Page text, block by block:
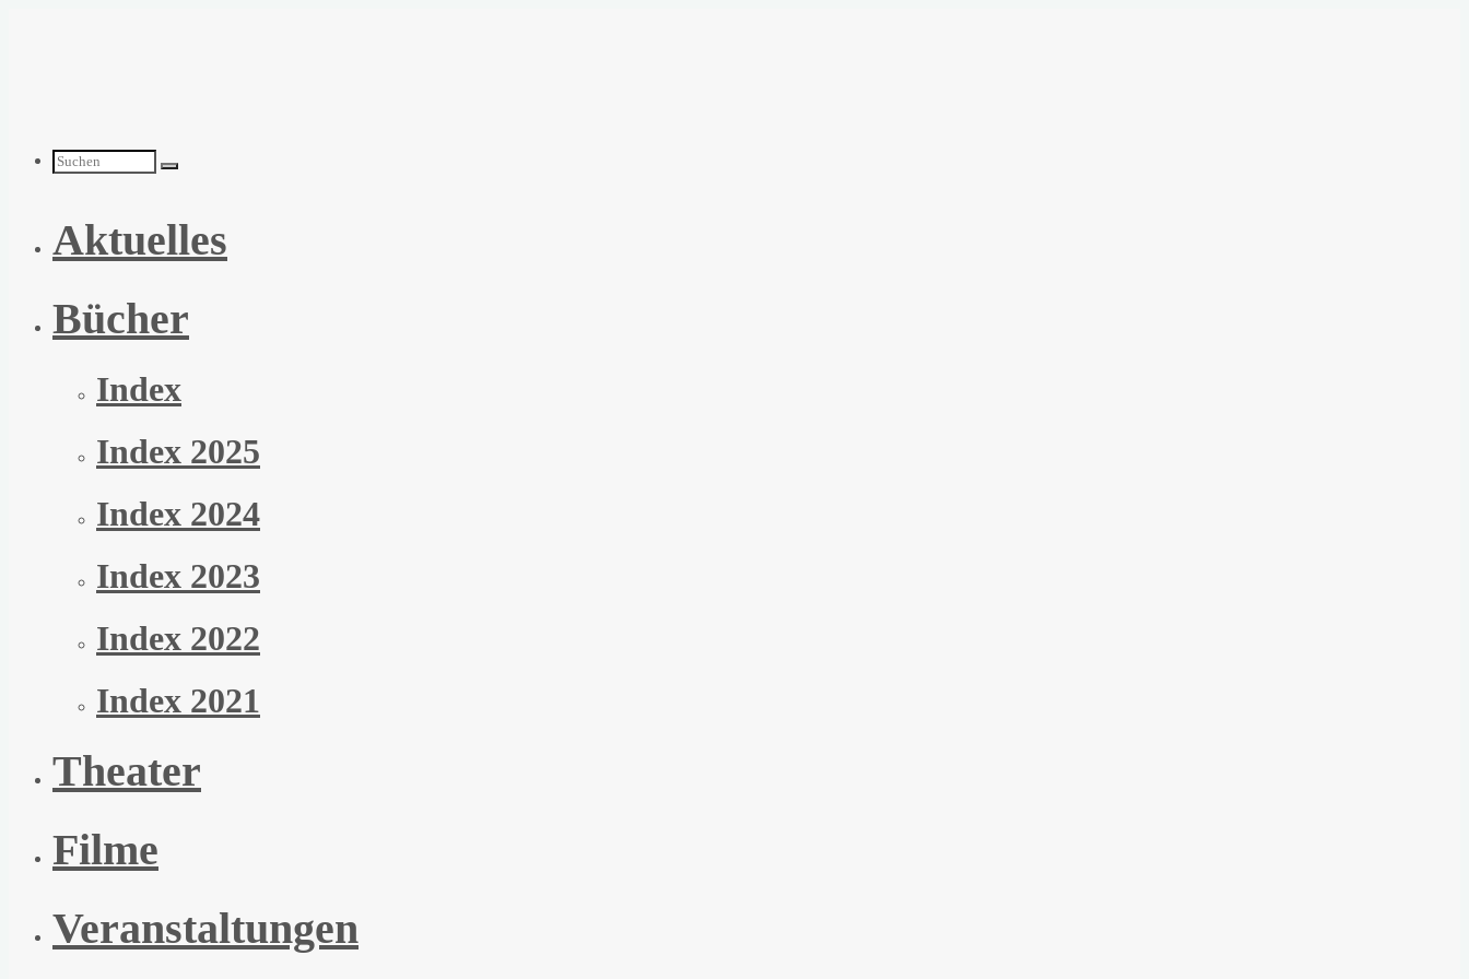
Suchen
nach:
Aktuelles
Bücher
Index
Index 2025
Index 2024
Index 2023
Index 2022
Index 2021
Theater
Filme
Veranstaltungen